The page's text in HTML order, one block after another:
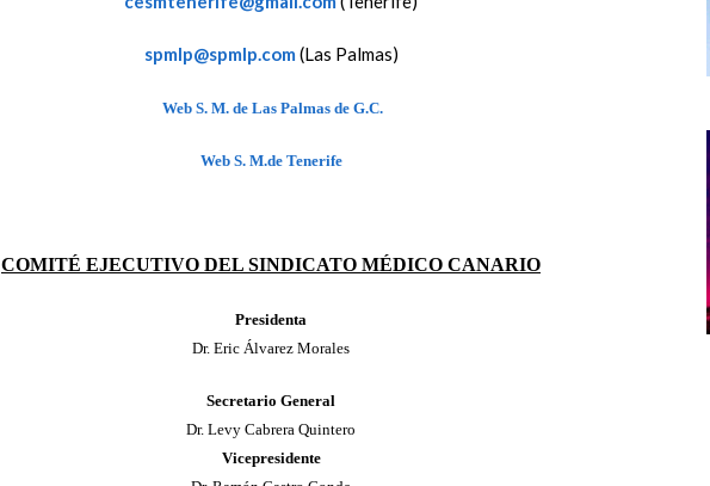
spmlp@spmlp.com (Las Palmas)
Web S. M. de Las Palmas de G.C.
Web S. M.de Tenerife
COMITÉ EJECUTIVO DEL SINDICATO MÉDICO CANARIO
Presidenta
Dr. Eric Álvarez Morales
Secretario General
Dr. Levy Cabrera Quintero
Vicepresidente